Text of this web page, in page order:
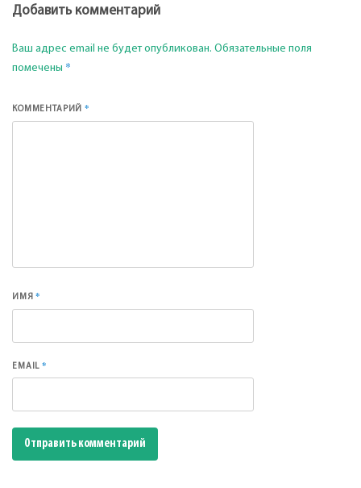
Добавить комментарий
Ваш адрес email не будет опубликован. Обязательные поля
помечены *
КОММЕНТАРИЙ*
ИМЯ*
EMAIL*